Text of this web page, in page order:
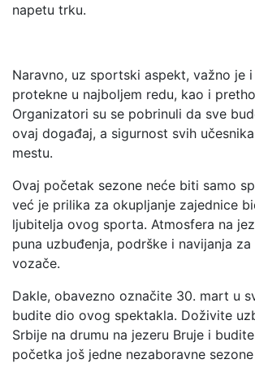
napetu trku.
Naravno, uz sportski aspekt, važno je
protekne u najboljem redu, kao i
Organizatori su se pobrinuli da sve
ovaj događaj, a sigurnost svih
mestu.
Ovaj početak sezone neće biti samo
već je prilika za okupljanje zajednice
ljubitelja ovog sporta. Atmosfera na
puna uzbuđenja, podrške i navijanja za
vozače.
Dakle, obavezno označite 30. mart u
budite dio ovog spektakla. Doživite
Srbije na drumu na jezeru Bruje i
početka još jedne nezaboravne